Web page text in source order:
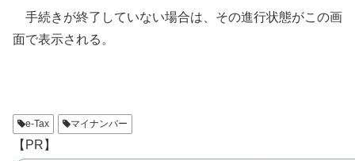
手続きが終了していない場合は、その進行状態がこの画
面で表示される。
e-Tax マイナンバー
【PR】